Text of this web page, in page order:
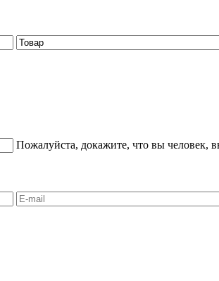
Пожалуйста, докажите, что вы человек,